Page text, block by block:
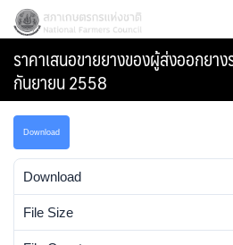
Skip
content
สภาเกษตรกรแห่งชาติ
ราคาเสนอขายยางของผู้ส่งออกยา
กันยายน 2558
Download
Download
File Size